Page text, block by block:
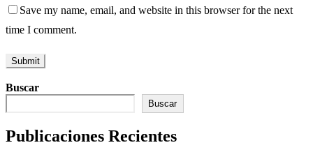
Save my name, email, and website in this browser for the next
time I comment.
Buscar
Buscar
Publicaciones Recientes